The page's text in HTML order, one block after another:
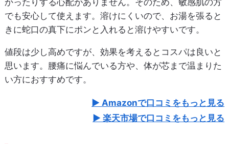
かったりする心配がありません。そのため、敏感肌の方
でも安心して使えます。溶けにくいので、お湯を張ると
きに蛇口の真下にポンと入れると溶けやすいです。
値段は少し高めですが、効果を考えるとコスパは良いと
思います。腰痛に悩んでいる方や、体が芯まで温まりた
い方におすすめです。
Amazonで口コミをもっと見る
楽天市場で口コミをもっと見る